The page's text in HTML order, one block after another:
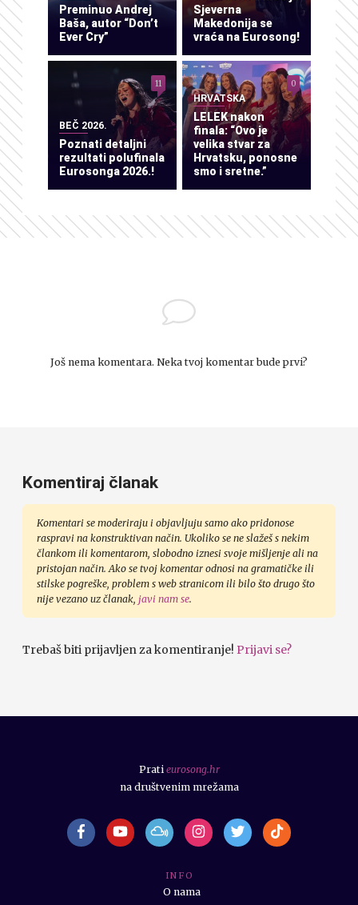
Preminuo Andrej
Baša, autor “Don’t
Ever Cry”
Sjeverna
Makedonija se
vraća na Eurosong!
BEČ 2026.
Poznati detaljni
rezultati polufinala
Eurosonga 2026.!
11
HRVATSKA
LELEK nakon
finala: “Ovo je
velika stvar za
Hrvatsku, ponosne
smo i sretne.”
0
Još nema komentara. Neka tvoj komentar bude prvi?
Komentiraj članak
Komentari se moderiraju i objavljuju samo ako pridonose
raspravi na konstruktivan način. Ukoliko se ne slažeš s nekim
člankom ili komentarom, slobodno iznesi svoje mišljenje ali na
pristojan način. Ako se tvoj komentar odnosi na gramatičke ili
stilske pogreške, problem s web stranicom ili bilo što drugo što
nije vezano uz članak, javi nam se.
Trebaš biti prijavljen za komentiranje! Prijavi se?
I N F O
O nama
Prati eurosong.hr
na društvenim mrežama